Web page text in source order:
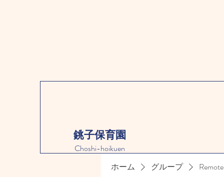
銚子保育園
Choshi-hoikuen
ホーム
グループ